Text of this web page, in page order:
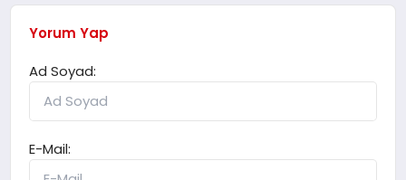
Yorum Yap
Ad Soyad:
E-Mail: